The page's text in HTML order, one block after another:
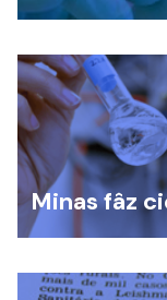
Minas fâz